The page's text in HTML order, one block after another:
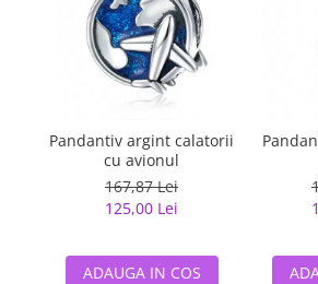
Pandantiv argint calatorii
cu avionul
167,87 Lei
125,00 Lei
ADAUGA IN COS